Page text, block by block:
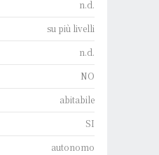
n.d.
su più livelli
n.d.
NO
abitabile
SI
autonomo